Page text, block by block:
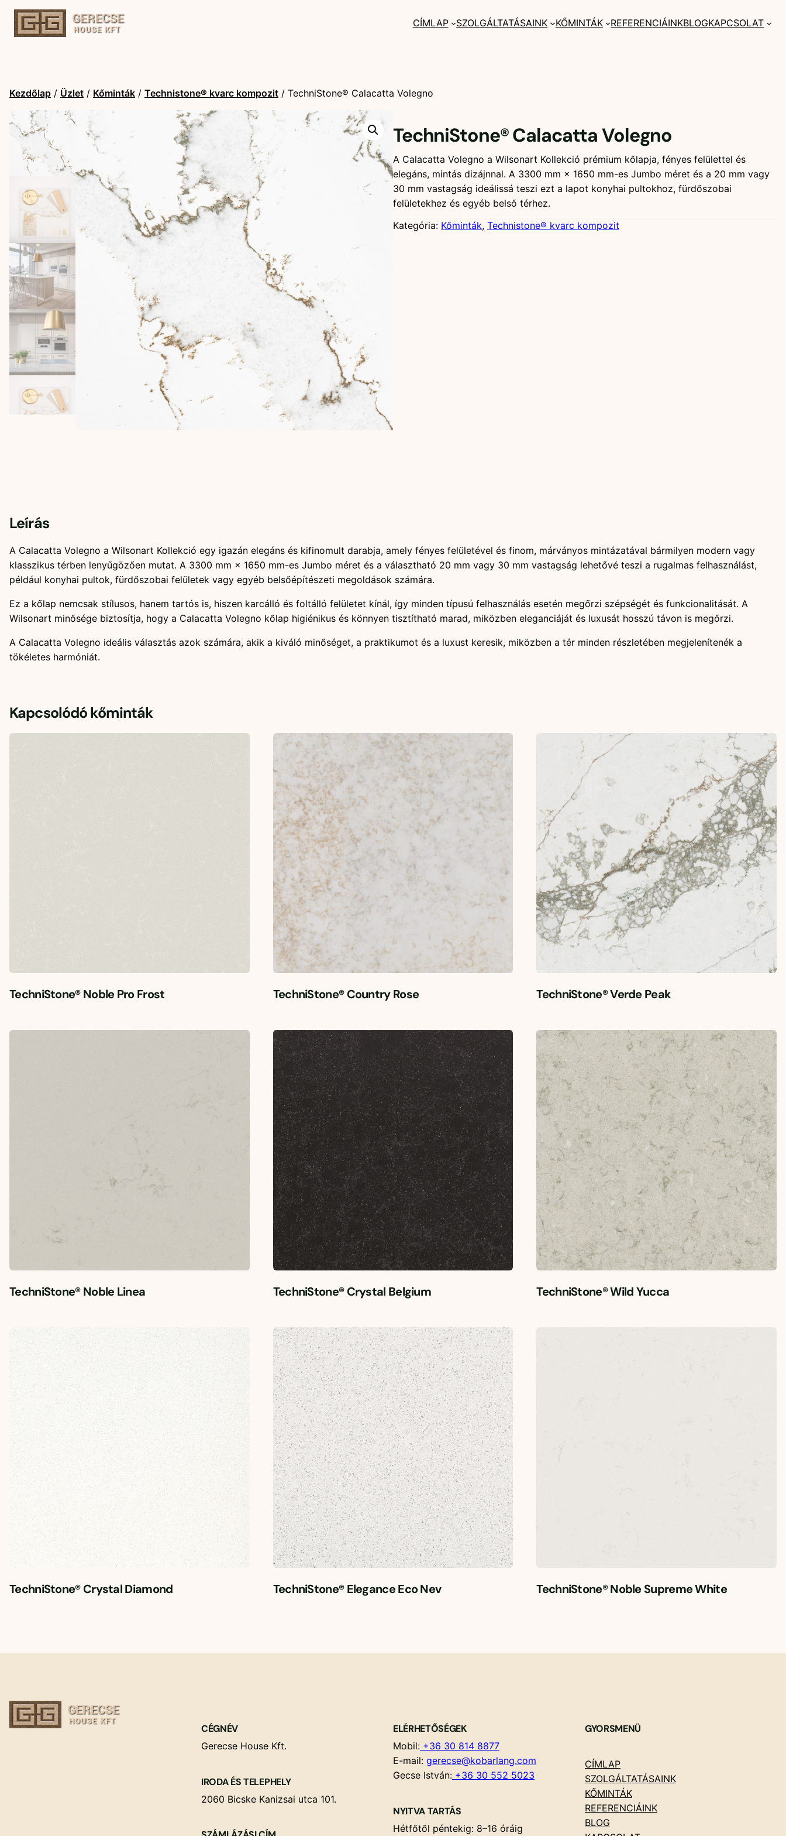
CÍMLAP SZOLGÁLTATÁSAINK KŐMINTÁK REFERENCIÁINKBLOGKAPCSOLAT
Kezdőlap / Üzlet / Kőminták / Technistone® kvarc kompozit / TechniStone® Calacatta Volegno
TechniStone® Calacatta Volegno
A Calacatta Volegno a Wilsonart Kollekció prémium kőlapja, fényes felülettel és
elegáns, mintás dizájnnal. A 3300 mm × 1650 mm-es Jumbo méret és a 20 mm vagy
30 mm vastagság ideálissá teszi ezt a lapot konyhai pultokhoz, fürdőszobai
felületekhez és egyéb belső térhez.
Kategória: Kőminták, Technistone® kvarc kompozit
Leírás
A Calacatta Volegno a Wilsonart Kollekció egy igazán elegáns és kifinomult darabja, amely fényes felületével és finom, márványos mintázatával bármilyen modern vagy
klasszikus térben lenyűgözően mutat. A 3300 mm × 1650 mm-es Jumbo méret és a választható 20 mm vagy 30 mm vastagság lehetővé teszi a rugalmas felhasználást,
például konyhai pultok, fürdőszobai felületek vagy egyéb belsőépítészeti megoldások számára.
Ez a kőlap nemcsak stílusos, hanem tartós is, hiszen karcálló és foltálló felületet kínál, így minden típusú felhasználás esetén megőrzi szépségét és funkcionalitását. A
Wilsonart minősége biztosítja, hogy a Calacatta Volegno kőlap higiénikus és könnyen tisztítható marad, miközben eleganciáját és luxusát hosszú távon is megőrzi.
A Calacatta Volegno ideális választás azok számára, akik a kiváló minőséget, a praktikumot és a luxust keresik, miközben a tér minden részletében megjelenítenék a
tökéletes harmóniát.
Kapcsolódó kőminták
TechniStone® Noble Pro Frost TechniStone® Country Rose TechniStone® Verde Peak
TechniStone® Noble Linea TechniStone® Crystal Belgium TechniStone® Wild Yucca
TechniStone® Crystal Diamond TechniStone® Elegance Eco Nev TechniStone® Noble Supreme White
CÉGNÉV
Gerecse House Kft.
IRODA ÉS TELEPHELY
2060 Bicske Kanizsai utca 101.
ELÉRHETŐSÉGEK
Mobil: +36 30 814 8877
E-mail: gerecse@kobarlang.com
Gecse István: +36 30 552 5023
NYITVA TARTÁS
Hétfőtől péntekig: 8–16 óráig
GYORSMENÜ
CÍMLAP
SZOLGÁLTATÁSAINK
KŐMINTÁK
REFERENCIÁINK
BLOG